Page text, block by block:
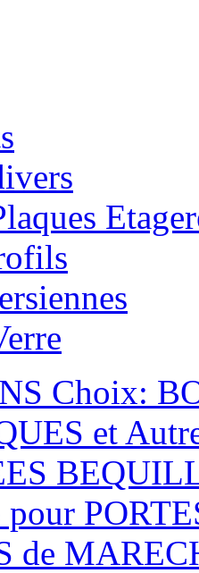
Choix:
et
de